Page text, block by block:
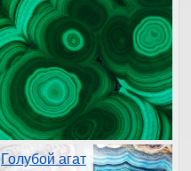
Голубой агат